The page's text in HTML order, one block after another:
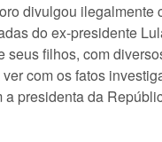
divulgou ilegalmente
do ex-presidente
seus filhos, com
com os fatos
a presidenta da